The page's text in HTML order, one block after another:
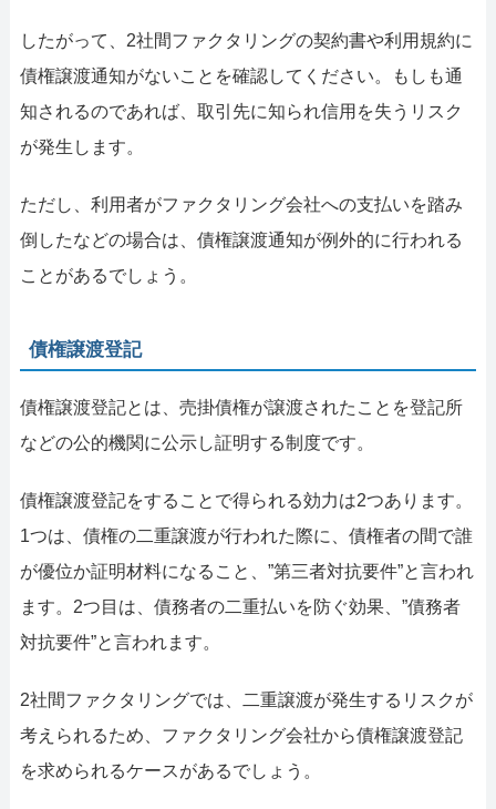
したがって、2社間ファクタリングの契約書や利用規約に
債権譲渡通知がないことを確認してください。もしも通
知されるのであれば、取引先に知られ信用を失うリスク
が発生します。
ただし、利用者がファクタリング会社への支払いを踏み
倒したなどの場合は、債権譲渡通知が例外的に行われる
ことがあるでしょう。
債権譲渡登記
債権譲渡登記とは、売掛債権が譲渡されたことを登記所
などの公的機関に公示し証明する制度です。
債権譲渡登記をすることで得られる効力は2つあります。
1つは、債権の二重譲渡が行われた際に、債権者の間で誰
が優位か証明材料になること、”第三者対抗要件”と言われ
ます。2つ目は、債務者の二重払いを防ぐ効果、”債務者
対抗要件”と言われます。
2社間ファクタリングでは、二重譲渡が発生するリスクが
考えられるため、ファクタリング会社から債権譲渡登記
を求められるケースがあるでしょう。